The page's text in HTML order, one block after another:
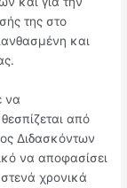
της στο
και
να
από
Διδασκόντων
να αποφασίσει
χρονικά